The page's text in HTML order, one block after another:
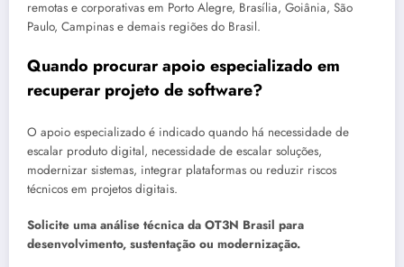
remotas e corporativas em Porto Alegre, Brasília, Goiânia, São
Paulo, Campinas e demais regiões do Brasil.
Quando procurar apoio especializado em
recuperar projeto de software?
O apoio especializado é indicado quando há necessidade de
escalar produto digital, necessidade de escalar soluções,
modernizar sistemas, integrar plataformas ou reduzir riscos
técnicos em projetos digitais.
Solicite uma análise técnica da OT3N Brasil para
desenvolvimento, sustentação ou modernização.